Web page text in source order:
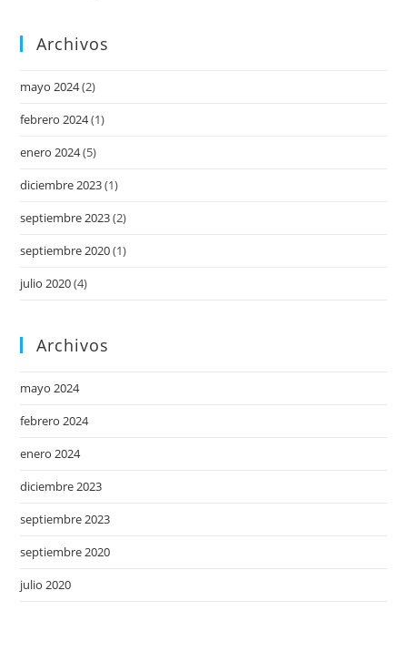
Archivos
mayo 2024(2)
febrero 2024(1)
enero 2024(5)
diciembre 2023(1)
septiembre 2023(2)
septiembre 2020(1)
julio 2020(4)
Archivos
mayo 2024
febrero 2024
enero 2024
diciembre 2023
septiembre 2023
septiembre 2020
julio 2020